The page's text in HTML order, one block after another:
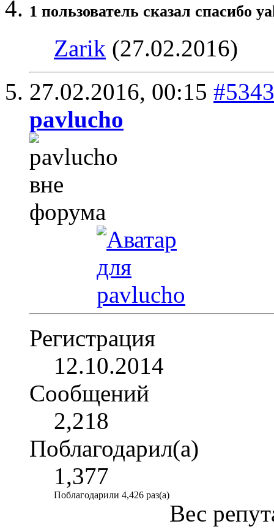
1 пользователь сказал cпасибо
Zarik (27.02.2016)
27.02.2016, 00:15 #5343
pavlucho
Регистрация
12.10.2014
Сообщений
2,218
Поблагодарил(а)
1,377
Поблагодарили 4,426 раз(а)
Вес